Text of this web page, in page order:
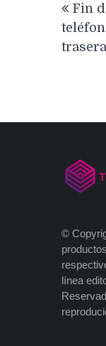
de
Fin
trasera
©
línea